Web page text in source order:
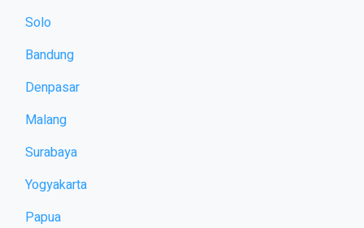
Solo
Bandung
Denpasar
Malang
Surabaya
Yogyakarta
Papua